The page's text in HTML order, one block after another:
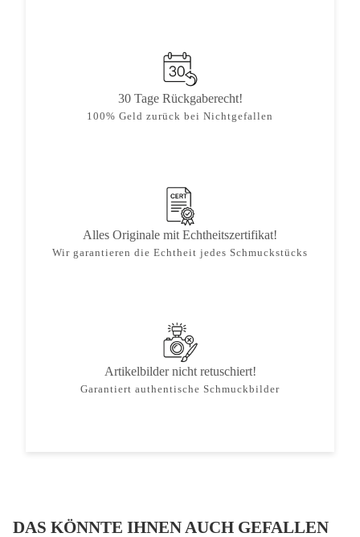
30 Tage Rückgaberecht!
100% Geld zurück bei Nichtgefallen
Alles Originale mit Echtheitszertifikat!
Wir garantieren die Echtheit jedes Schmuckstücks
Artikelbilder nicht retuschiert!
Garantiert authentische Schmuckbilder
DAS KÖNNTE IHNEN AUCH GEFALLEN